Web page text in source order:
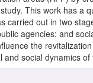
This work has a
carried out in two
agencies; and
the
social dynamics